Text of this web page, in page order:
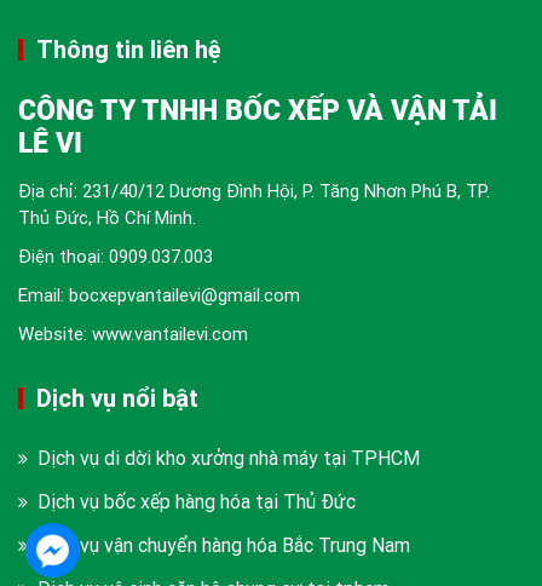
Thông tin liên hệ
CÔNG TY TNHH BỐC XẾP VÀ VẬN TẢI
LÊ VI
Địa chỉ: 231/40/12 Dương Đình Hội, P. Tăng Nhơn Phú B, TP.
Thủ Đức, Hồ Chí Minh.
Điện thoại: 0909.037.003
Email: bocxepvantailevi@gmail.com
Website: www.vantailevi.com
Dịch vụ nổi bật
Dịch vụ di dời kho xưởng nhà máy tại TPHCM
Dịch vụ bốc xếp hàng hóa tại Thủ Đức
Dịch vụ vận chuyển hàng hóa Bắc Trung Nam